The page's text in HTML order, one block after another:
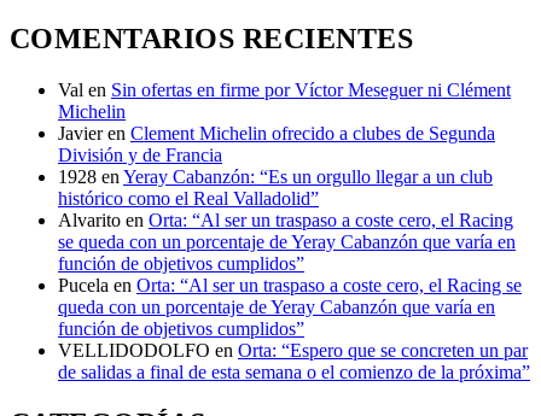
COMENTARIOS RECIENTES
Val en Sin ofertas en firme por Víctor Meseguer ni Clément
Michelin
Javier en Clement Michelin ofrecido a clubes de Segunda
División y de Francia
1928 en Yeray Cabanzón: “Es un orgullo llegar a un club
histórico como el Real Valladolid”
Alvarito en Orta: “Al ser un traspaso a coste cero, el Racing
se queda con un porcentaje de Yeray Cabanzón que varía en
función de objetivos cumplidos”
Pucela en Orta: “Al ser un traspaso a coste cero, el Racing se
queda con un porcentaje de Yeray Cabanzón que varía en
función de objetivos cumplidos”
VELLIDODOLFO en Orta: “Espero que se concreten un par
de salidas a final de esta semana o el comienzo de la próxima”